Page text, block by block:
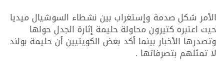
الأمر شكل صدمة وإستغراب بين نشطاء السوشيال ميديا
حيت اعتبره كتيرون محاولة حليمة إثارة الجدل حولها
وتصدرها الأخبار بينما أكد بعض الكويتيين أن حليمة بولند
لا تمثلهم بتصرفاتها .